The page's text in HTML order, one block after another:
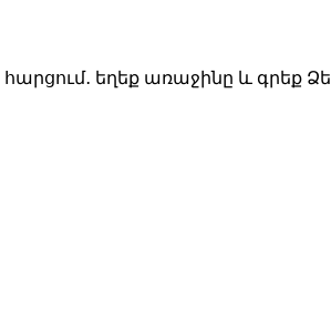
եղեք առաջինը և գրեք